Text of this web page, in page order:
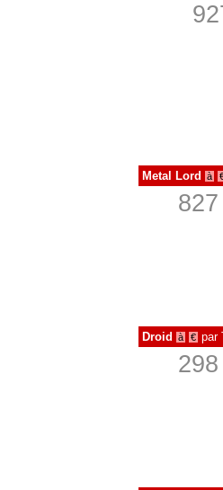
Metal Lord à
Droid à € par